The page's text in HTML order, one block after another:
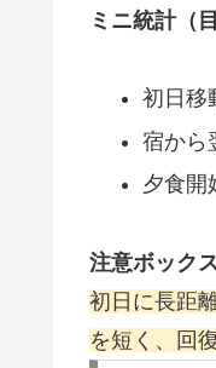
ミニ統計（
初日移
宿から
夕食開
注意ボック
初日に長距
を短く、回